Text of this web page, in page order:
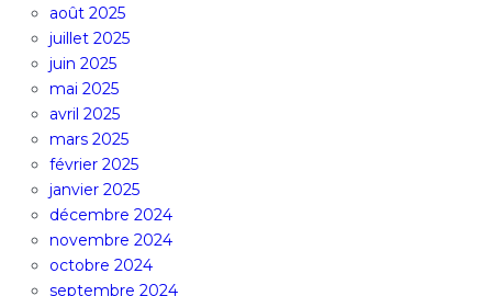
août 2025
juillet 2025
juin 2025
mai 2025
avril 2025
mars 2025
février 2025
janvier 2025
décembre 2024
novembre 2024
octobre 2024
septembre 2024